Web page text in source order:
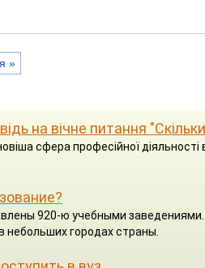
»
на вічне питання
сфера професійної
920-ю учебными
небольших городах страны.